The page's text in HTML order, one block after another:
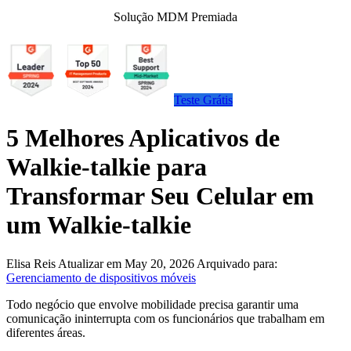
Solução MDM Premiada
Teste Grátis
5 Melhores Aplicativos de
Walkie-talkie para
Transformar Seu Celular em
um Walkie-talkie
Elisa Reis Atualizar em May 20, 2026 Arquivado para:
Gerenciamento de dispositivos móveis
Todo negócio que envolve mobilidade precisa garantir uma
comunicação ininterrupta com os funcionários que trabalham em
diferentes áreas.